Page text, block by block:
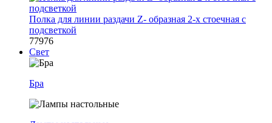
Полка для линии раздачи Z- образная 2-х стоечная с
подсветкой
77976
Свет
Бра